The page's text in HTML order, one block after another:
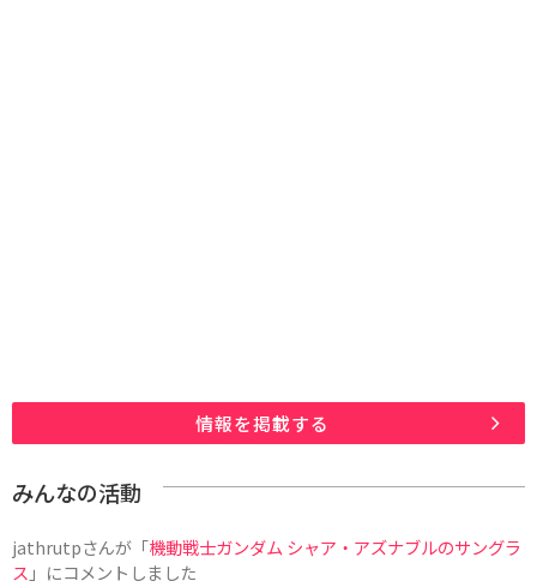
情報を掲載する
みんなの活動
jathrutpさんが「機動戦士ガンダム シャア・アズナブルのサングラ
ス 」にコメントしました